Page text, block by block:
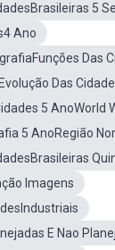
5
Ano
Das
Das
5 AnoWorld
5 AnoRegião
Imagens
E Nao